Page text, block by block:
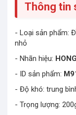
Thông tin
- Loại sản phẩm:
nhỏ
- Nhãn hiệu:
- ID sản phẩm:
- Độ khó: trung
- Trọng lượng: